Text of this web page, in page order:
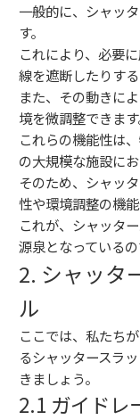
一般的に、シャッ
す。
これにより、必要
線を遮断したりす
また、その動きに
境を微調整できます
これらの機能性は
の大規模な施設に
そのため、シャッ
性や環境調整の機
これが、シャッタ
源泉となっているの
2. シャッタ
ル
ここでは、私たち
るシャッタースラ
きましょう。
2.1 ガイドレ